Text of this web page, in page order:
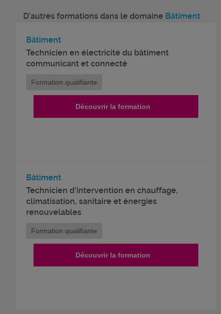
D'autres formations dans le domaine Bâtiment
Bâtiment
Technicien en électricité du bâtiment
communicant et connecté
Formation qualifiante
Découvrir la formation
Bâtiment
Technicien d'intervention en chauffage,
climatisation, sanitaire et énergies
renouvelables
Formation qualifiante
Découvrir la formation